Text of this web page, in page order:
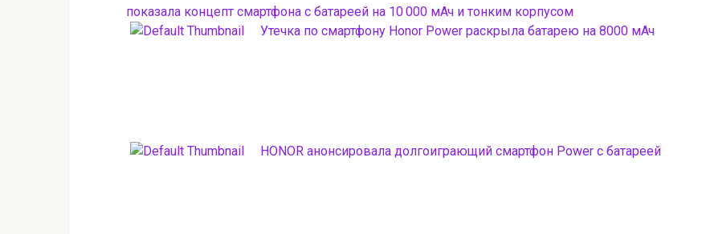
показала концепт смартфона с батареей на 10 000 мАч и тонким корпусом
Утечка по смартфону Honor Power раскрыла батарею на 8000 мАч
HONOR анонсировала долгоиграющий смартфон Power с батареей